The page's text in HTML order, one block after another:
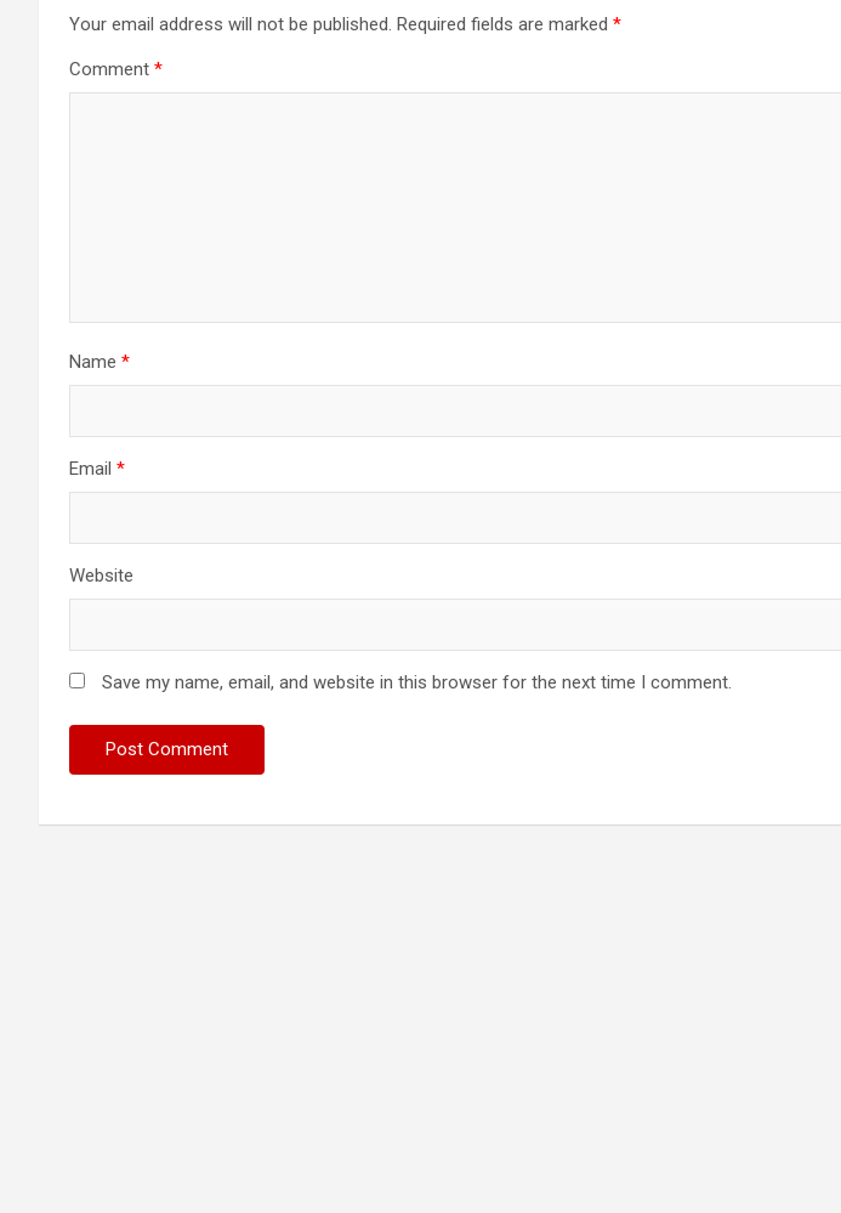
Your email address will not be published. Required fields are marked *
Comment *
Name *
Email *
Website
Save my name, email, and website in this browser for the next time I comment.